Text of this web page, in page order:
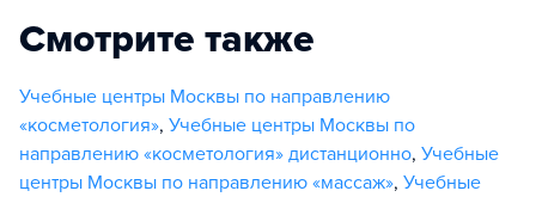
Смотрите также
Учебные центры Москвы по направлению
«косметология», Учебные центры Москвы по
направлению «косметология» дистанционно, Учебные
центры Москвы по направлению «массаж», Учебные